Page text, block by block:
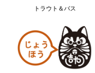
トラウト＆バス